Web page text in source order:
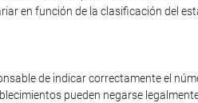
en función de la clasificación del
de indicar correctamente el
pueden negarse